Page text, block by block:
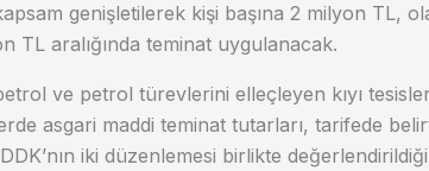
genişletilerek kişi başına 2 milyon TL,
TL aralığında teminat uygulanacak.
ve petrol türevlerini elleçleyen kıyı
asgari maddi teminat tutarları, tarifede
iki düzenlemesi birlikte